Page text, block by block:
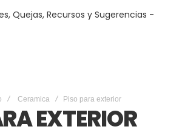
Quejas, Recursos y Sugerencias -
Ceramica Piso para exterior
EXTERIOR